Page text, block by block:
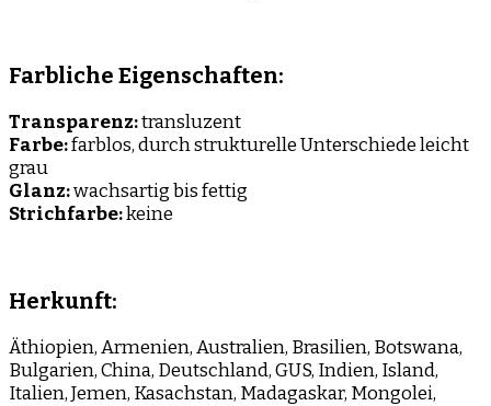
Farbliche Eigenschaften:
Transparenz:transluzent
Farbe:farblos, durch strukturelle Unterschiede leicht
grau
Glanz:wachsartig bis fettig
Strichfarbe:keine
Herkunft:
Äthiopien, Armenien, Australien, Brasilien, Botswana,
Bulgarien, China, Deutschland, GUS, Indien, Island,
Italien, Jemen, Kasachstan, Madagaskar, Mongolei,